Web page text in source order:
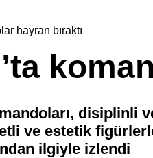
hayran bıraktı
disiplinli
ve estetik
ilgiyle izlendi